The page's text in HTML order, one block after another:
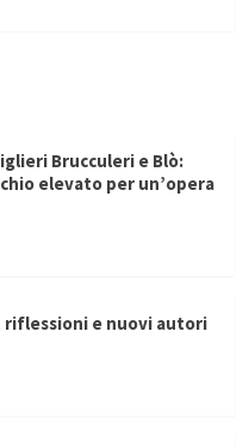
Brucculeri e Blò:
elevato per un’opera
riflessioni e nuovi autori